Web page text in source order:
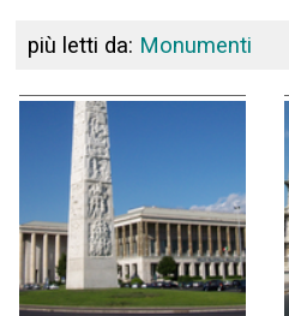
più letti da: Monumenti